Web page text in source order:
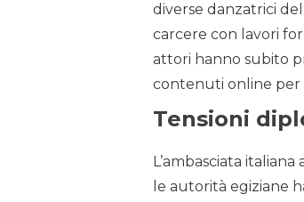
diverse danzatrici
carcere con lavori
attori hanno subito
contenuti online per
Tensioni
L’ambasciata
le autorità egiziane